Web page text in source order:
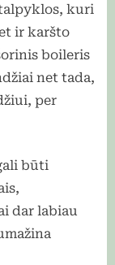
kuri
ir karšto
boileris
net tada,
per
būti
dar labiau